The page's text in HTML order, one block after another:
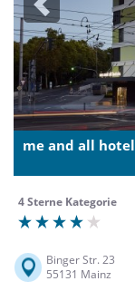
Previous
me and all
4 Sterne Kategorie
Binger Str. 23
55131 Mainz